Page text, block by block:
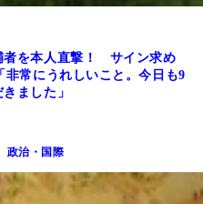
者を本人直撃！ サイン求め
常にうれしいこと。今日も9
ました」
政治・国際